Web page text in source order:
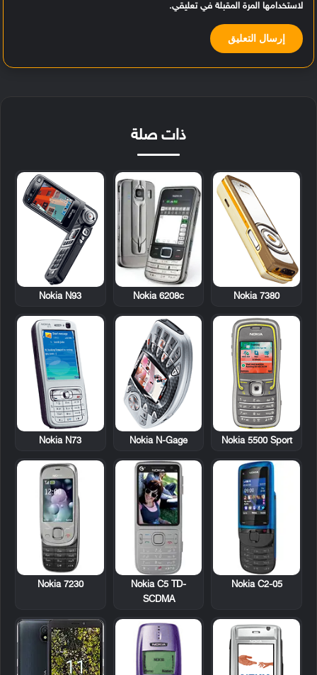
لاستخدامها المرة المقبلة في تعليقي.
ذات صلة
Nokia 7380
Nokia 6208c
Nokia N93
Nokia 5500 Sport
Nokia N-Gage
Nokia N73
Nokia C2-05
Nokia C5 TD-
SCDMA
Nokia 7230